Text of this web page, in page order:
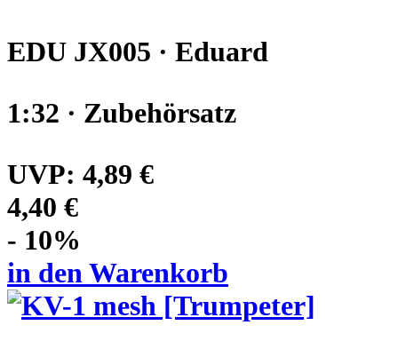
EDU JX005 · Eduard
1:32 · Zubehörsatz
UVP: 4,89 €
4,40 €
- 10%
in den Warenkorb